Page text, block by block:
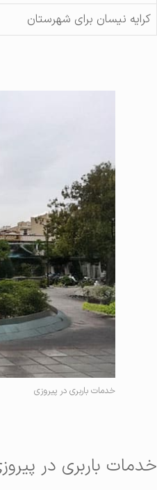
کرایه نیسان برای شهرستان
خدمات باربری در پیروزی
خدمات باربری در